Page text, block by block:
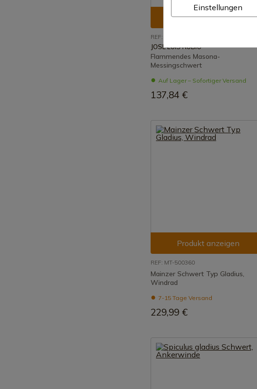
Produkt anzeigen
REF: 211 F
JOSE LUIS RUBIO
Flammendes Masona-
Messingschwert
Auf Lager – Sofortiger Versand
137,84 €
Produkt anzeigen
REF: MT-500360
Mainzer Schwert Typ Gladius,
Windrad
7-15 Tage Versand
229,99 €
Einstellungen